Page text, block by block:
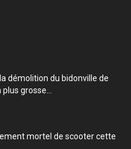
démolition du bidonville de
grosse...
mortel de scooter cette